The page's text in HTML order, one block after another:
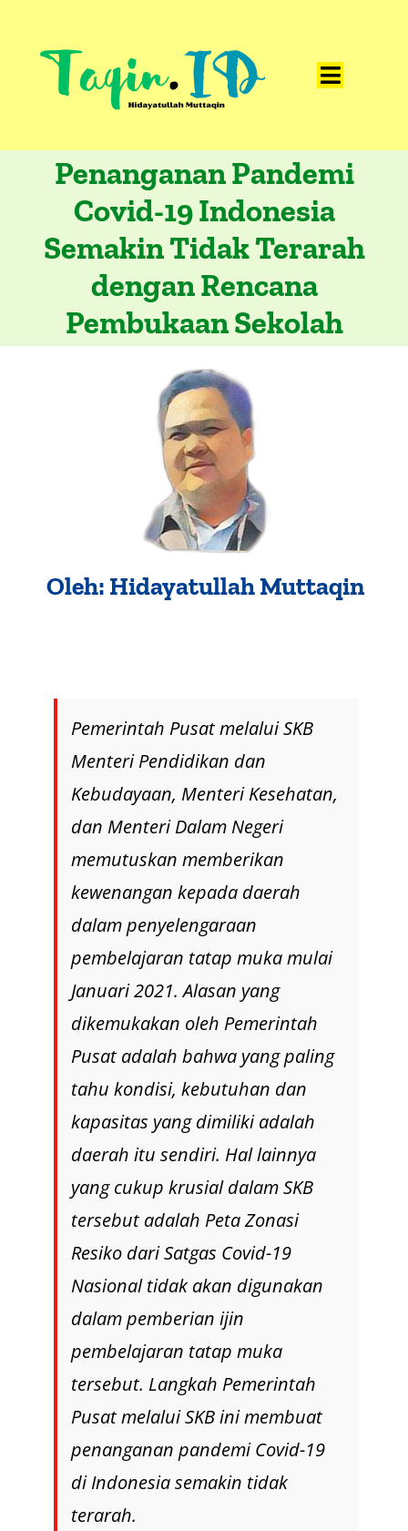
content
Toggle
Catatan
Artikel
Visualisasi
Presentasi
Penanganan Pandemi
Covid-19 Indonesia
Semakin Tidak Terarah
dengan Rencana
Pembukaan Sekolah
Oleh: Hidayatullah Muttaqin
Pemerintah Pusat melalui SKB
Menteri Pendidikan dan
Kebudayaan, Menteri Kesehatan,
dan Menteri Dalam Negeri
memutuskan memberikan
kewenangan kepada daerah
dalam penyelengaraan
pembelajaran tatap muka mulai
Januari 2021. Alasan yang
dikemukakan oleh Pemerintah
Pusat adalah bahwa yang paling
tahu kondisi, kebutuhan dan
kapasitas yang dimiliki adalah
daerah itu sendiri. Hal lainnya
yang cukup krusial dalam SKB
tersebut adalah Peta Zonasi
Resiko dari Satgas Covid-19
Nasional tidak akan digunakan
dalam pemberian ijin
pembelajaran tatap muka
tersebut. Langkah Pemerintah
Pusat melalui SKB ini membuat
penanganan pandemi Covid-19
di Indonesia semakin tidak
terarah.